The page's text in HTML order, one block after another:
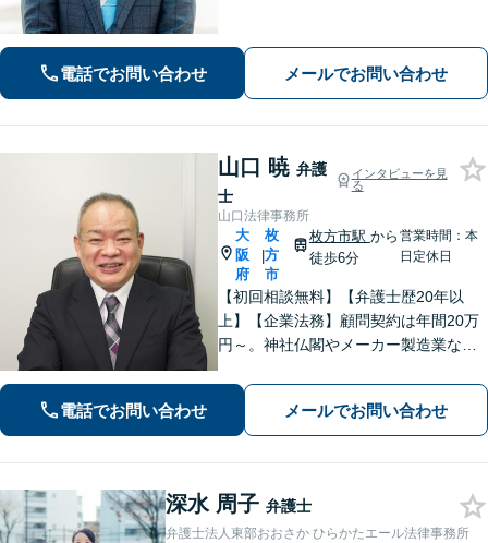
で平日夜間面談可】
電話でお問い合わせ メールでお問い合わせ
山口 暁 弁護
士
インタビューを見
る
山口法律事務所
大
阪
府
|
枚
方
市
枚方市駅 から
徒歩6分
営業時間：本
日定休日
【初回相談無料】【弁護士歴20年以
上】【企業法務】顧問契約は年間20万
円～。神社仏閣やメーカー製造業な
書士や税理士、不動産鑑定士、土地家
屋調査士などと連携。農地や山林もお
任せ【枚方市駅6分】
電話でお問い合わせ メールでお問い合わせ
深水 周子 弁護士
弁護士法人東部おおさか ひらかたエール法律事務所